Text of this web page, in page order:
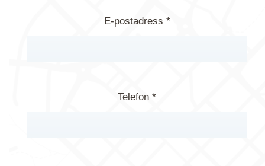
E-postadress *
Telefon *